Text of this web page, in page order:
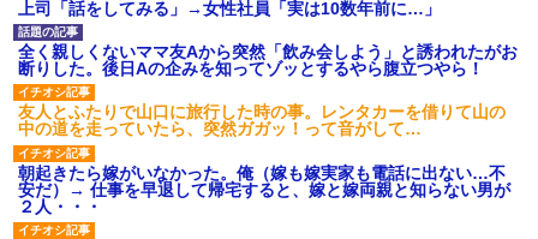
上司「話をしてみる」→女性社員「実は10数年前に…」
全く親しくないママ友Aから突然「飲み会しよう」と誘われたがお
断りした。後日Aの企みを知ってゾッとするやら腹立つやら！
友人とふたりで山口に旅行した時の事。レンタカーを借りて山の
中の道を走っていたら、突然ガガッ！って音がして…
朝起きたら嫁がいなかった。俺（嫁も嫁実家も電話に出ない…不
安だ）→ 仕事を早退して帰宅すると、嫁と嫁両親と知らない男が
２人・・・